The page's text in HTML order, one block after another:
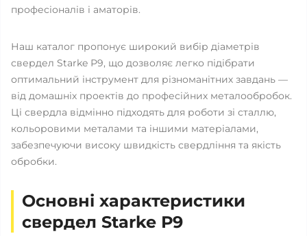
професіоналів і аматорів.
Наш каталог пропонує широкий вибір діаметрів
свердел Starke Р9, що дозволяє легко підібрати
оптимальний інструмент для різноманітних завдань —
від домашніх проектів до професійних металообробок.
Ці свердла відмінно підходять для роботи зі сталлю,
кольоровими металами та іншими матеріалами,
забезпечуючи високу швидкість свердління та якість
обробки.
Основні характеристики
свердел Starke Р9